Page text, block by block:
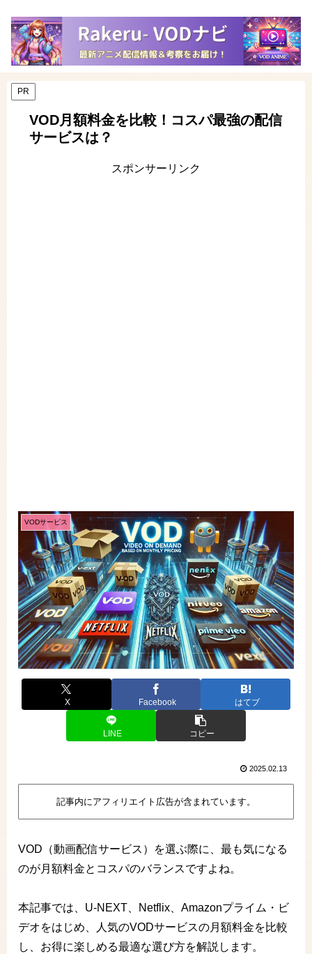
PR
VOD月額料金を比較！コスパ最強の配信
サービスは？
スポンサーリンク
VODサービス
X Facebook はてブ
LINE コピー
2025.02.13
記事内にアフィリエイト広告が含まれています。
VOD（動画配信サービス）を選ぶ際に、最も気になる
のが月額料金とコスパのバランスですよね。
本記事では、U-NEXT、Netflix、Amazonプライム・ビ
デオをはじめ、人気のVODサービスの月額料金を比較
し、お得に楽しめる最適な選び方を解説します。